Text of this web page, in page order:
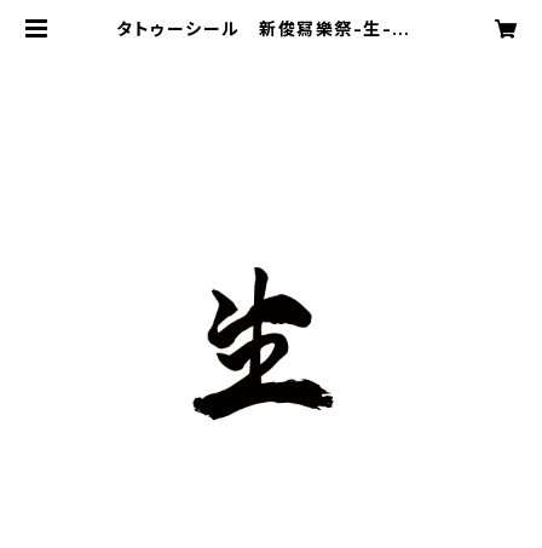
タトゥーシール 新俊冩樂祭-生- |